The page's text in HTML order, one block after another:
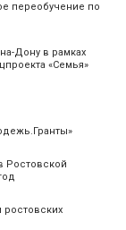
переобучение по
Дону в рамках
«Семья»
Ростовской